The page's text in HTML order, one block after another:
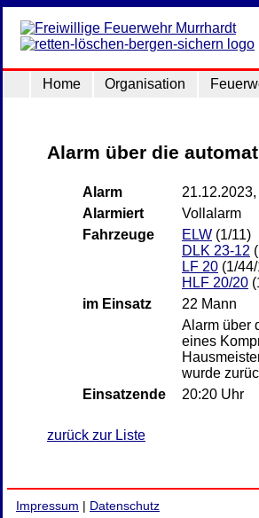
Home Organisation
Alarm über die
Alarm
Alarmiert
Vollalarm
Fahrzeuge
ELW (1/11)
DLK 23-12
LF 20 (1/
HLF 20/20
im Einsatz
22 Mann
Alarm über
eines
wurde
Einsatzende
20:20 Uhr
zurück zur Liste
Impressum | Datenschutz